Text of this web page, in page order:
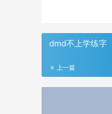
dmd不上学练字
上一篇